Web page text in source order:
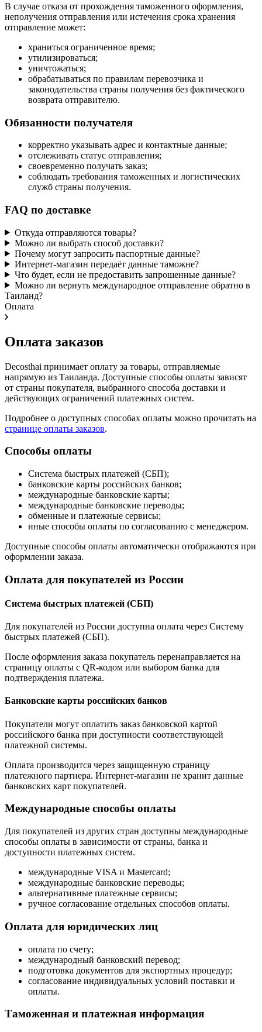
В случае отказа от прохождения таможенного оформления,
неполучения отправления или истечения срока хранения
отправление может:
храниться ограниченное время;
утилизироваться;
уничтожаться;
обрабатываться по правилам перевозчика и
законодательства страны получения без фактического
возврата отправителю.
Обязанности получателя
корректно указывать адрес и контактные данные;
отслеживать статус отправления;
своевременно получать заказ;
соблюдать требования таможенных и логистических
служб страны получения.
FAQ по доставке
Откуда отправляются товары?
Можно ли выбрать способ доставки?
Почему могут запросить паспортные данные?
Интернет-магазин передаёт данные таможне?
Что будет, если не предоставить запрошенные данные?
Можно ли вернуть международное отправление обратно в
Таиланд?
Оплата
Оплата заказов
Decosthai принимает оплату за товары, отправляемые
напрямую из Таиланда. Доступные способы оплаты зависят
от страны покупателя, выбранного способа доставки и
действующих ограничений платежных систем.
Подробнее о доступных способах оплаты можно прочитать на
странице оплаты заказов.
Способы оплаты
Система быстрых платежей (СБП);
банковские карты российских банков;
международные банковские карты;
международные банковские переводы;
обменные и платежные сервисы;
иные способы оплаты по согласованию с менеджером.
Доступные способы оплаты автоматически отображаются при
оформлении заказа.
Оплата для покупателей из России
Система быстрых платежей (СБП)
Для покупателей из России доступна оплата через Систему
быстрых платежей (СБП).
После оформления заказа покупатель перенаправляется на
страницу оплаты с QR-кодом или выбором банка для
подтверждения платежа.
Банковские карты российских банков
Покупатели могут оплатить заказ банковской картой
российского банка при доступности соответствующей
платежной системы.
Оплата производится через защищенную страницу
платежного партнера. Интернет-магазин не хранит данные
банковских карт покупателей.
Международные способы оплаты
Для покупателей из других стран доступны международные
способы оплаты в зависимости от страны, банка и
доступности платежных систем.
международные VISA и Mastercard;
международные банковские переводы;
альтернативные платежные сервисы;
ручное согласование отдельных способов оплаты.
Оплата для юридических лиц
оплата по счету;
международный банковский перевод;
подготовка документов для экспортных процедур;
согласование индивидуальных условий поставки и
оплаты.
Таможенная и платежная информация